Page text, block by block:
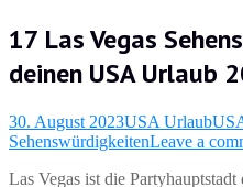
17 Las Vegas
deinen USA Urlaub
30. August 2023USA Urlaub
SehenswürdigkeitenLeave a
Las Vegas ist die